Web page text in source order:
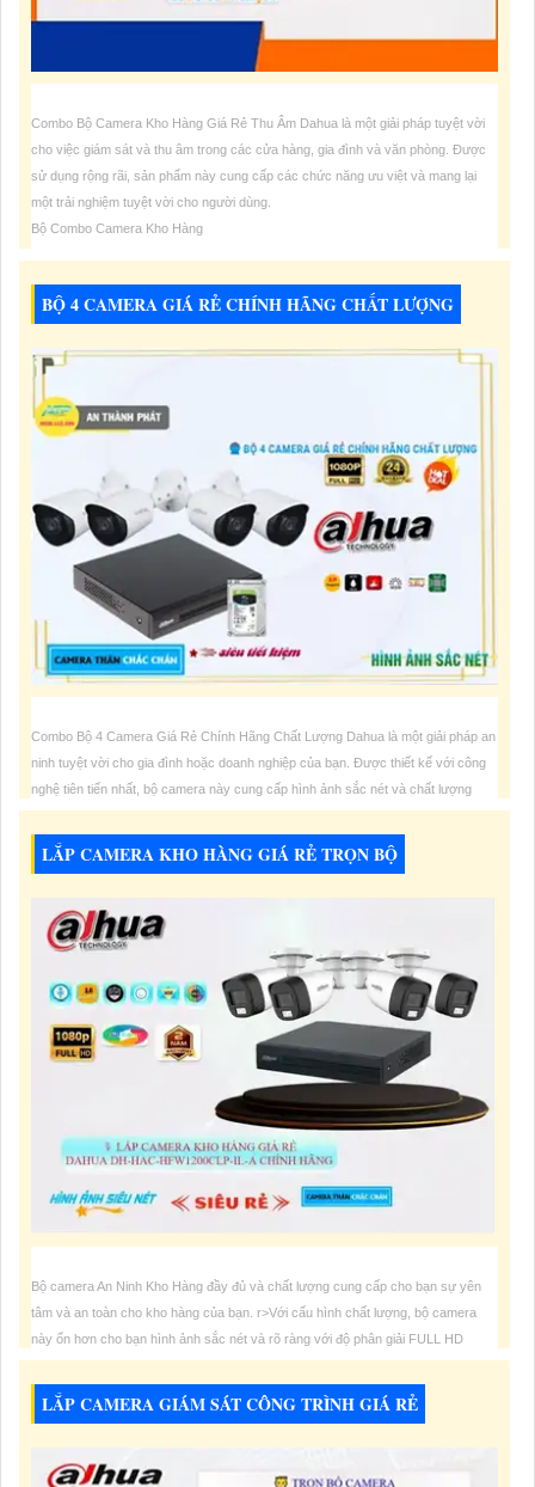
Combo Bộ Camera Kho Hàng Giá Rẻ Thu Âm Dahua là một giải pháp tuyệt vời
cho việc giám sát và thu âm trong các cửa hàng, gia đình và văn phòng. Được
sử dụng rộng rãi, sản phẩm này cung cấp các chức năng ưu việt và mang lại
một trải nghiệm tuyệt vời cho người dùng.
Bộ Combo Camera Kho Hàng
BỘ 4 CAMERA GIÁ RẺ CHÍNH HÃNG CHẤT LƯỢNG
Combo Bộ 4 Camera Giá Rẻ Chính Hãng Chất Lượng Dahua là một giải pháp an
ninh tuyệt vời cho gia đình hoặc doanh nghiệp của bạn. Được thiết kế với công
nghệ tiên tiến nhất, bộ camera này cung cấp hình ảnh sắc nét và chất lượng
cao, giúp bạn giám sát mọi góc nhìn của ngôi nhà hoặc văn phòng của
5,000,000 VNĐ
LẮP CAMERA KHO HÀNG GIÁ RẺ TRỌN BỘ
Bộ camera An Ninh Kho Hàng đầy đủ và chất lượng cung cấp cho bạn sự yên
tâm và an toàn cho kho hàng của bạn. r>Với cấu hình chất lượng, bộ camera
này ổn hơn cho bạn hình ảnh sắc nét và rõ ràng với độ phân giải FULL HD
1080P. r>Bạn có thể dễ dàng quan sát từng góc nhỏ trong kho hàng một cách
8,000,000 VNĐ
LẮP CAMERA GIÁM SÁT CÔNG TRÌNH GIÁ RẺ